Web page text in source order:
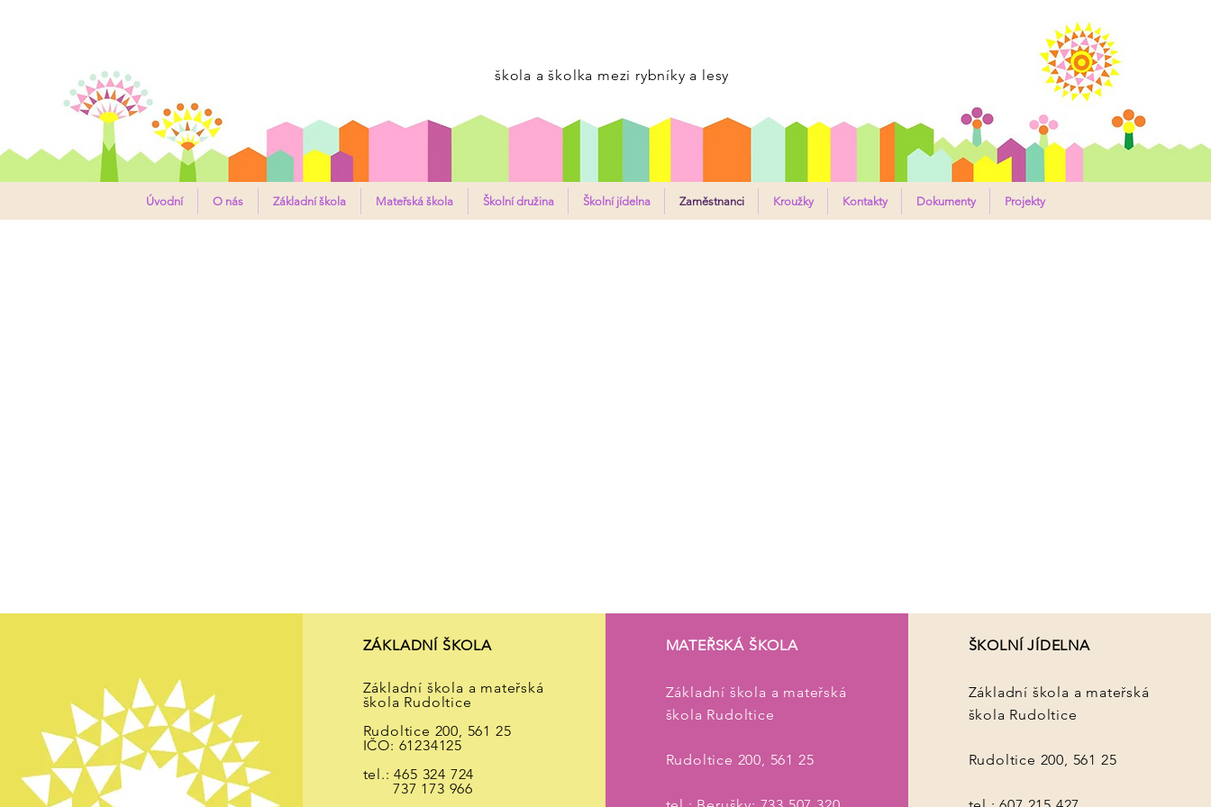
škola a školka mezi rybníky a lesy
Úvodní O nás Základní škola Mateřská škola Školní družina Školní jídelna Zaměstnanci Kroužky Kontakty Dokumenty Projekty
ZÁKLADNÍ ŠKOLA
Základní škola a mateřská
škola Rudoltice
Rudoltice 200, 561 25
IČO: 61234125
tel.: 465 324 724
737 173 966
MATEŘSKÁ ŠKOLA
Základní škola a mateřská
škola Rudoltice
Rudoltice 200, 561 25
ŠKOLNÍ JÍDELNA
Základní škola a mateřská
škola Rudoltice
Rudoltice 200, 561 25